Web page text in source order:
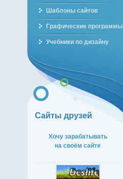
Шаблоны сайтов
Графические программы
Учебники по дизайну
Сайты друзей
Хочу зарабатывать
на своём сайте